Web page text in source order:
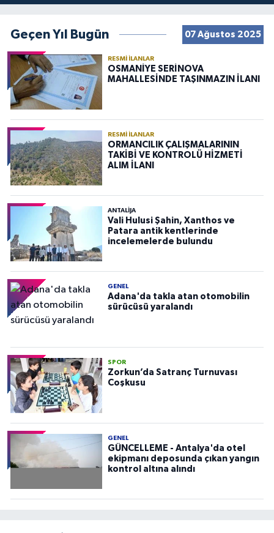
Geçen Yıl Bugün 07 Ağustos 2025
RESMI İLANLAR
OSMANİYE SERİNOVA
MAHALLESİNDE TAŞINMAZIN İLANI
RESMI İLANLAR
ORMANCILIK ÇALIŞMALARININ
TAKİBİ VE KONTROLÜ HİZMETİ
ALIM İLANI
ANTALIJA
Vali Hulusi Şahin, Xanthos ve
Patara antik kentlerinde
incelemelerde bulundu
GENEL
Adana'da takla atan otomobilin
sürücüsü yaralandı
SPOR
Zorkun’da Satranç Turnuvası
Coşkusu
GENEL
GÜNCELLEME - Antalya'da otel
ekipmanı deposunda çıkan yangın
kontrol altına alındı